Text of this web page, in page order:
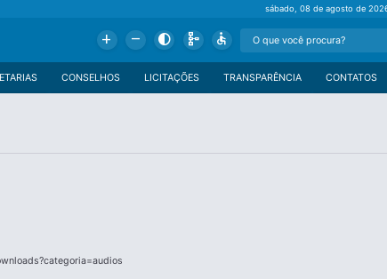
sábado, 08 de agosto de
Add Remove Contrast Schema Accessible
CONTATOS
TRANSPARÊNCIA
LICITAÇÕES
CONSELHOS